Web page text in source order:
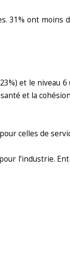
31% ont moins
et le niveau
et la
celles de
l’industrie.